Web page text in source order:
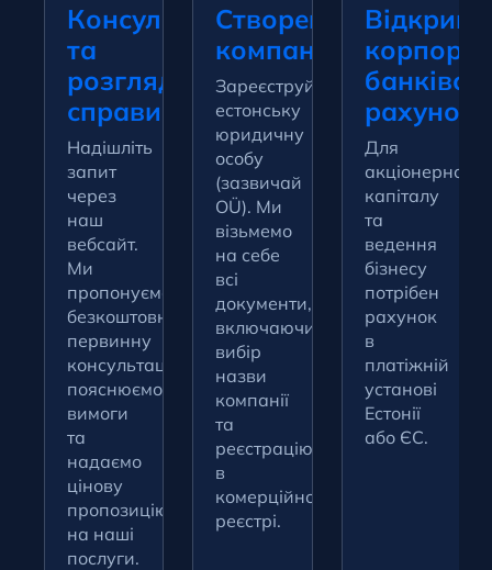
Консультація
та
розгляд
справи
Надішліть
запит
через
наш
вебсайт.
Ми
пропонуємо
безкоштовну
первинну
консультацію,
пояснюємо
вимоги
та
надаємо
цінову
пропозицію
на наші
послуги.
Створення
компанії
Зареєструйте
естонську
юридичну
особу
(зазвичай
OÜ). Ми
візьмемо
на себе
всі
документи,
включаючи
вибір
назви
компанії
та
реєстрацію
в
комерційному
реєстрі.
рахунок
Для
акціонерного
капіталу
та
ведення
бізнесу
потрібен
рахунок
в
платіжній
установі
Естонії
або ЄС.